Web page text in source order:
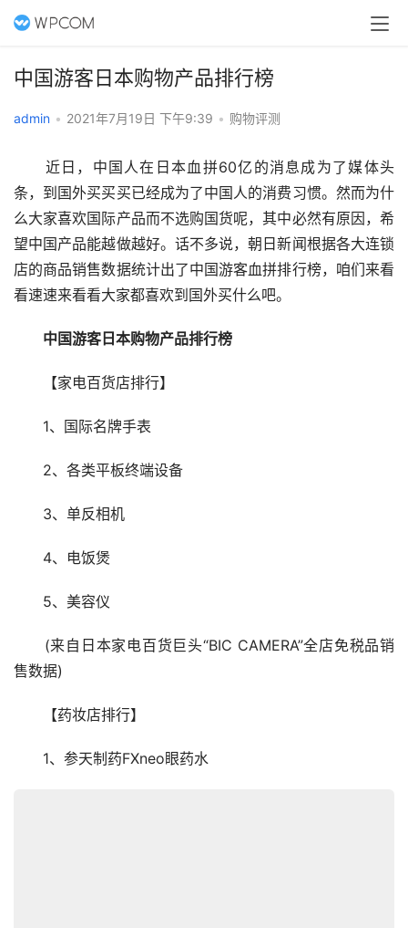
中国游客日本购物产品排行榜
admin • 2021年7月19日 下午9:39 • 购物评测
近日，中国人在日本血拼60亿的消息成为了媒体头
条，到国外买买买已经成为了中国人的消费习惯。然而为什
么大家喜欢国际产品而不选购国货呢，其中必然有原因，希
望中国产品能越做越好。话不多说，朝日新闻根据各大连锁
店的商品销售数据统计出了中国游客血拼排行榜，咱们来看
看速速来看看大家都喜欢到国外买什么吧。
中国游客日本购物产品排行榜
【家电百货店排行】
1、国际名牌手表
2、各类平板终端设备
3、单反相机
4、电饭煲
5、美容仪
(来自日本家电百货巨头“BIC CAMERA”全店免税品销
售数据)
【药妆店排行】
1、参天制药FXneo眼药水